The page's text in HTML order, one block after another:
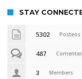
STAY
5302 Posteos
487
3 Members